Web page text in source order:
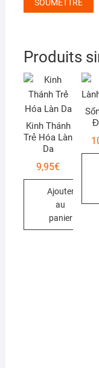
Produits
Kinh Thánh
Trẻ Hóa Làn
Da
9,95€
Ajouter
au
panier